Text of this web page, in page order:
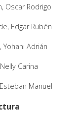
Oscar Rodrigo
Edgar Rubén
Yohani Adrián
Carina
Manuel